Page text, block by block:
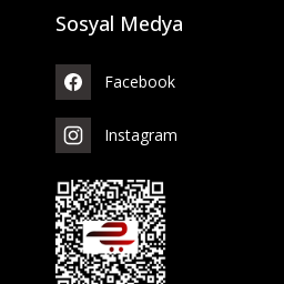
Sosyal Medya
Facebook
Instagram